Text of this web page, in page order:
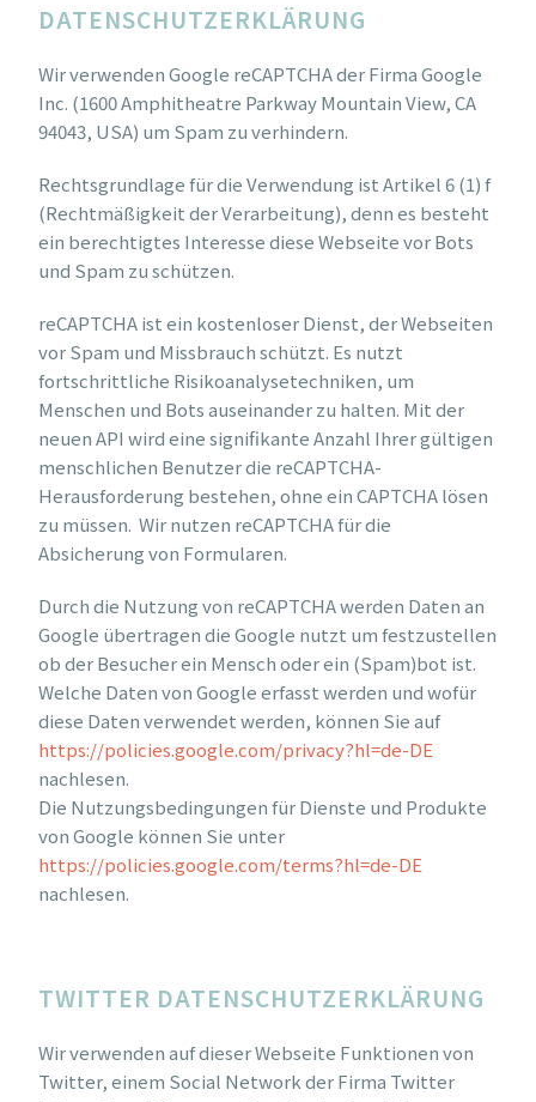
DATENSCHUTZERKLÄRUNG
Wir verwenden Google reCAPTCHA der Firma Google
Inc. (1600 Amphitheatre Parkway Mountain View, CA
94043, USA) um Spam zu verhindern.
Rechtsgrundlage für die Verwendung ist Artikel 6 (1) f
(Rechtmäßigkeit der Verarbeitung), denn es besteht
ein berechtigtes Interesse diese Webseite vor Bots
und Spam zu schützen.
reCAPTCHA ist ein kostenloser Dienst, der Webseiten
vor Spam und Missbrauch schützt. Es nutzt
fortschrittliche Risikoanalysetechniken, um
Menschen und Bots auseinander zu halten. Mit der
neuen API wird eine signifikante Anzahl Ihrer gültigen
menschlichen Benutzer die reCAPTCHA-
Herausforderung bestehen, ohne ein CAPTCHA lösen
zu müssen. Wir nutzen reCAPTCHA für die
Absicherung von Formularen.
Durch die Nutzung von reCAPTCHA werden Daten an
Google übertragen die Google nutzt um festzustellen
ob der Besucher ein Mensch oder ein (Spam)bot ist.
Welche Daten von Google erfasst werden und wofür
diese Daten verwendet werden, können Sie auf
https://policies.google.com/privacy?hl=de-DE
nachlesen.
Die Nutzungsbedingungen für Dienste und Produkte
von Google können Sie unter
https://policies.google.com/terms?hl=de-DE
nachlesen.
TWITTER DATENSCHUTZERKLÄRUNG
Wir verwenden auf dieser Webseite Funktionen von
Twitter, einem Social Network der Firma Twitter